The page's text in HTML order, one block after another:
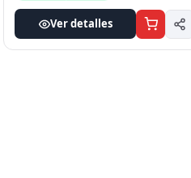
Ver detalles